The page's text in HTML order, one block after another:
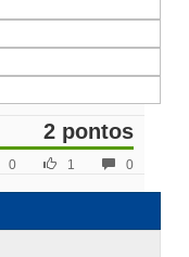
2 pontos
0
1
0